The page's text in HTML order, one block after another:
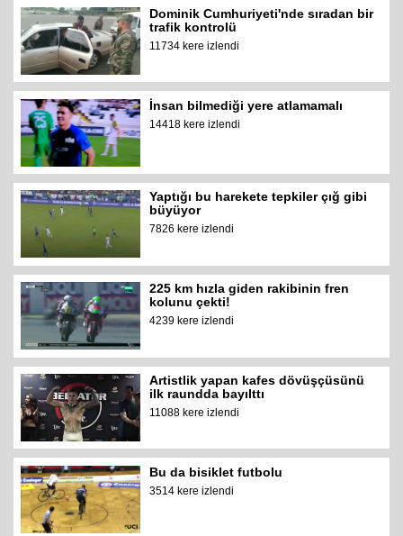
Dominik Cumhuriyeti'nde sıradan bir
trafik kontrolü
11734 kere izlendi
İnsan bilmediği yere atlamamalı
14418 kere izlendi
Yaptığı bu harekete tepkiler çığ gibi
büyüyor
7826 kere izlendi
225 km hızla giden rakibinin fren
kolunu çekti!
4239 kere izlendi
Artistlik yapan kafes dövüşçüsünü
ilk raundda bayılttı
11088 kere izlendi
Bu da bisiklet futbolu
3514 kere izlendi